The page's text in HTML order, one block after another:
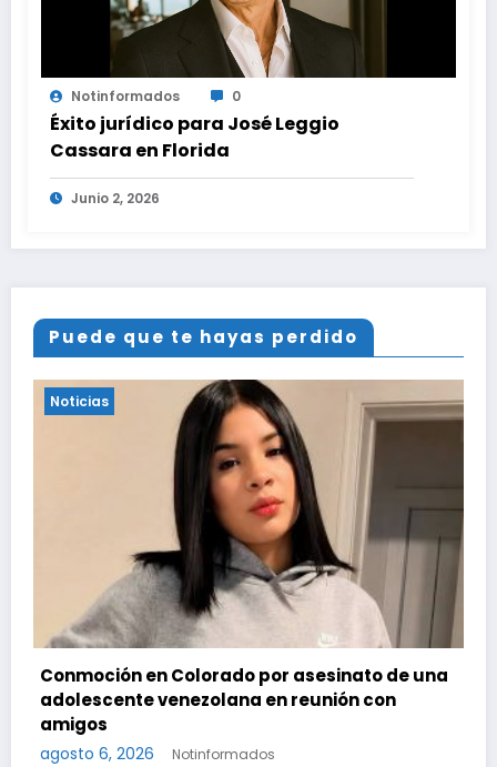
Notinformados 0
Éxito jurídico para José Leggio
Cassara en Florida
Junio 2, 2026
Puede que te hayas perdido
de una
con
Noticias
Delcy Rodríguez anuncia reparación
agosto 5, 2026